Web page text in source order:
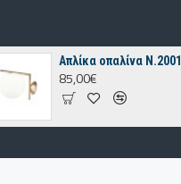
Απλίκα οπαλίνα Ν.2001
85,00€